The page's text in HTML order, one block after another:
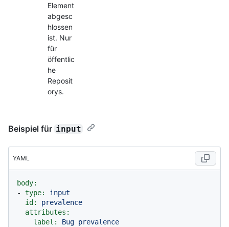
Element
abgesc
hlossen
ist. Nur
für
öffentlic
he
Reposit
orys.
Beispiel für input
YAML
body:
-
type:
input
id:
prevalence
attributes:
label:
Bug prevalence